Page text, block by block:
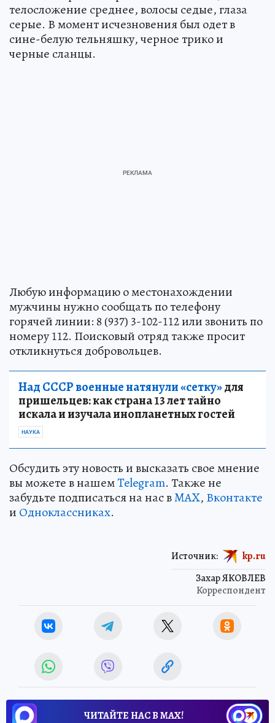
телосложение среднее, волосы седые, глаза
серые. В момент исчезновения был одет в
сине-белую тельняшку, черное трико и
черные сланцы.
Любую информацию о местонахождении
мужчины нужно сообщать по телефону
горячей линии: 8 (937) 3-102-112 или звонить по
номеру 112. Поисковый отряд также просит
откликнуться добровольцев.
Над СССР военные натянули «сетку»для
пришельцев: как страна 13 лет тайно
искала и изучала инопланетных гостей
НАУКА
Обсудить эту новость и высказать свое мнение
вы можете в нашемTelegram. Также не
забудьте подписаться на нас вMAX, Вконтакте
и Одноклассниках.
Захар ЯКОВЛЕВ
Корреспондент
Источник: kp.ru
ЧИТАЙТЕ НАС В МАХ!